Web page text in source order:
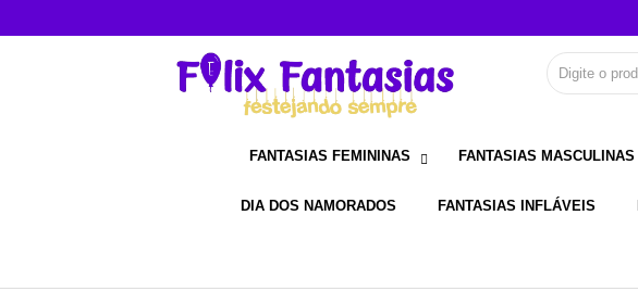
FANTASIAS FEMININAS FANTASIAS MASCULINAS
DIA DOS NAMORADOS FANTASIAS INFLÁVEIS